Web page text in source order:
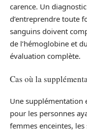
carence. Un
d’entreprendre toute
sanguins doivent
de l’hémoglobine et
évaluation complète.
Cas où la
Une supplémentation
pour les personnes
femmes enceintes,